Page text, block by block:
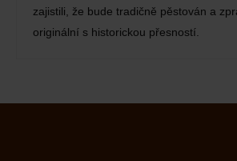
zajistili, že bude tradičně pěstován a
originální s historickou přesností.